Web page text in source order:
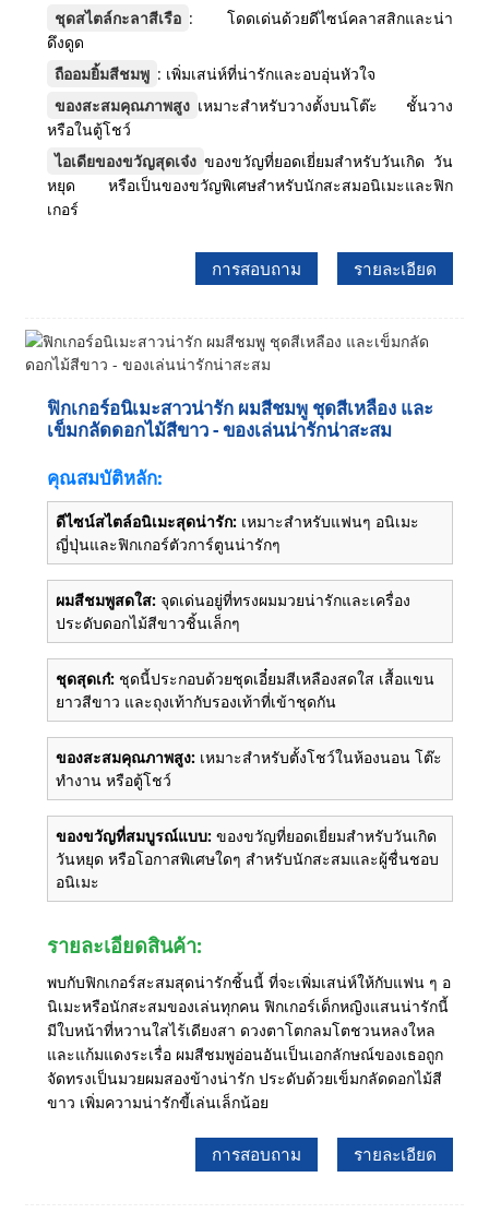
ชุดสไตล์กะลาสีเรือ : โดดเด่นด้วยดีไซน์คลาสสิกและน่า
ดึงดูด
ถืออมยิ้มสีชมพู : เพิ่มเสน่ห์ที่น่ารักและอบอุ่นหัวใจ
ของสะสมคุณภาพสูง เหมาะสำหรับวางตั้งบนโต๊ะ ชั้นวาง
หรือในตู้โชว์
ไอเดียของขวัญสุดเจ๋ง ของขวัญที่ยอดเยี่ยมสำหรับวันเกิด วัน
หยุด หรือเป็นของขวัญพิเศษสำหรับนักสะสมอนิเมะและฟิก
เกอร์
การสอบถาม รายละเอียด
ฟิกเกอร์อนิเมะสาวน่ารัก ผมสีชมพู ชุดสีเหลือง และ
เข็มกลัดดอกไม้สีขาว - ของเล่นน่ารักน่าสะสม
คุณสมบัติหลัก:
ดีไซน์สไตล์อนิเมะสุดน่ารัก:เหมาะสำหรับแฟนๆ อนิเมะ
ญี่ปุ่นและฟิกเกอร์ตัวการ์ตูนน่ารักๆ
ผมสีชมพูสดใส:จุดเด่นอยู่ที่ทรงผมมวยน่ารักและเครื่อง
ประดับดอกไม้สีขาวชิ้นเล็กๆ
ชุดสุดเก๋:ชุดนี้ประกอบด้วยชุดเอี๋ยมสีเหลืองสดใส เสื้อแขน
ยาวสีขาว และถุงเท้ากับรองเท้าที่เข้าชุดกัน
ของสะสมคุณภาพสูง:เหมาะสำหรับตั้งโชว์ในห้องนอน โต๊ะ
ทำงาน หรือตู้โชว์
ของขวัญที่สมบูรณ์แบบ:ของขวัญที่ยอดเยี่ยมสำหรับวันเกิด
วันหยุด หรือโอกาสพิเศษใดๆ สำหรับนักสะสมและผู้ชื่นชอบ
อนิเมะ
รายละเอียดสินค้า:
พบกับฟิกเกอร์สะสมสุดน่ารักชิ้นนี้ ที่จะเพิ่มเสน่ห์ให้กับแฟน ๆ อ
นิเมะหรือนักสะสมของเล่นทุกคน ฟิกเกอร์เด็กหญิงแสนน่ารักนี้
มีใบหน้าที่หวานใสไร้เดียงสา ดวงตาโตกลมโตชวนหลงใหล
และแก้มแดงระเรื่อ ผมสีชมพูอ่อนอันเป็นเอกลักษณ์ของเธอถูก
จัดทรงเป็นมวยผมสองข้างน่ารัก ประดับด้วยเข็มกลัดดอกไม้สี
ขาว เพิ่มความน่ารักขี้เล่นเล็กน้อย
การสอบถาม รายละเอียด